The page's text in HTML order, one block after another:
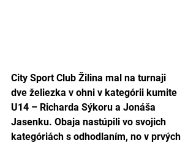
City Sport Club Žilina mal na turnaji
dve želiezka v ohni v kategórii kumite
U14 – Richarda Sýkoru a Jonáša
Jasenku. Obaja nastúpili vo svojich
kategóriách s odhodlaním, no v prvých